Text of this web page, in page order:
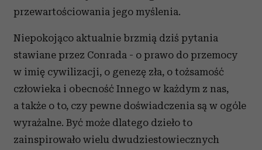
przewartościowania jego myślenia.
Niepokojąco aktualnie brzmią dziś pytania
stawiane przez Conrada - o prawo do przemocy
w imię cywilizacji, o genezę zła, o tożsamość
człowieka i obecność Innego w każdym z nas,
a także o to, czy pewne doświadczenia są w ogóle
wyrażalne. Być może dlatego dzieło to
zainspirowało wielu dwudziestowiecznych